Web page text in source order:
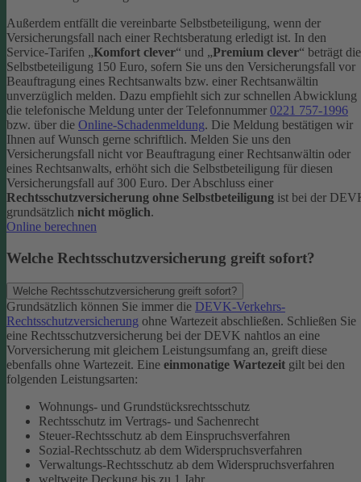
Außerdem entfällt die vereinbarte Selbstbeteiligung, wenn der
Versicherungsfall nach einer Rechtsberatung erledigt ist. In den
Service-Tarifen „Komfort clever“ und „Premium clever“ beträgt die
Selbstbeteiligung 150 Euro, sofern Sie uns den Versicherungsfall vor
Beauftragung eines Rechtsanwalts bzw. einer Rechtsanwältin
unverzüglich melden. Dazu empfiehlt sich zur schnellen Abwicklung
die telefonische Meldung unter der Telefonnummer 0221 757-1996
bzw. über die Online-Schadenmeldung. Die Meldung bestätigen wir
Ihnen auf Wunsch gerne schriftlich. Melden Sie uns den
Versicherungsfall nicht vor Beauftragung einer Rechtsanwältin oder
eines Rechtsanwalts, erhöht sich die Selbstbeteiligung für diesen
Versicherungsfall auf 300 Euro. Der Abschluss einer
Rechtsschutzversicherung ohne Selbstbeteiligung ist bei der
grundsätzlich nicht möglich.
Online berechnen
Welche Rechtsschutzversicherung greift sofort?
Welche Rechtsschutzversicherung greift sofort?
Grundsätzlich können Sie immer die DEVK-Verkehrs-
Rechtsschutzversicherung ohne Wartezeit abschließen. Schließen Sie
eine Rechtsschutzversicherung bei der DEVK nahtlos an eine
Vorversicherung mit gleichem Leistungsumfang an, greift diese
ebenfalls ohne Wartezeit. Eine einmonatige Wartezeit gilt bei den
folgenden Leistungsarten:
Wohnungs- und Grundstücksrechtsschutz
Rechtsschutz im Vertrags- und Sachenrecht
Steuer-Rechtsschutz ab dem Einspruchsverfahren
Sozial-Rechtsschutz ab dem Widerspruchsverfahren
Verwaltungs-Rechtsschutz ab dem Widerspruchsverfahren
weltweite Deckung bis zu 1 Jahr